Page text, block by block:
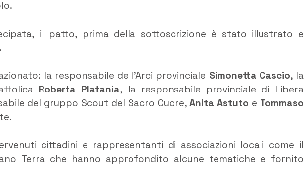
il patto, prima della sottoscrizione è stato illustrato e
la responsabile dell’Arci provinciale Simonetta Cascio, la
Roberta Platania, la responsabile provinciale di Libera
del gruppo Scout del Sacro Cuore,Anita Astuto e Tommaso
cittadini e rappresentanti di associazioni locali come il
Terra che hanno approfondito alcune tematiche e fornito